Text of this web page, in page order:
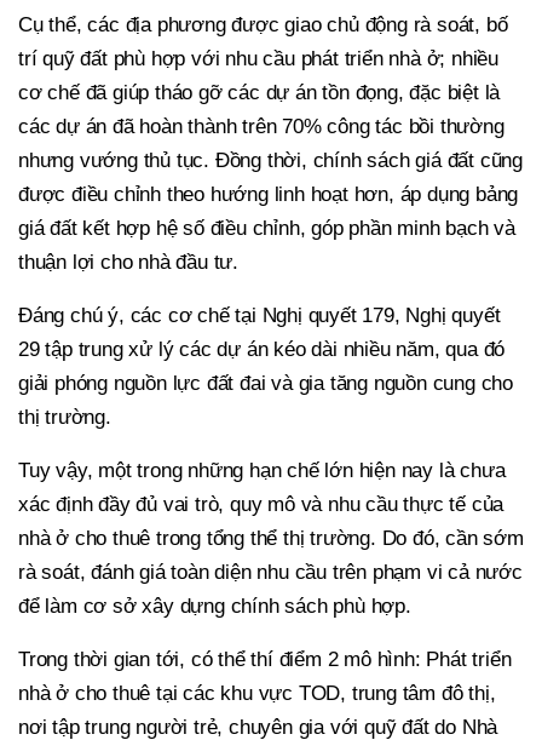
Cụ thể, các địa phương được giao chủ động rà soát, bố
trí quỹ đất phù hợp với nhu cầu phát triển nhà ở; nhiều
cơ chế đã giúp tháo gỡ các dự án tồn đọng, đặc biệt là
các dự án đã hoàn thành trên 70% công tác bồi thường
nhưng vướng thủ tục. Đồng thời, chính sách giá đất cũng
được điều chỉnh theo hướng linh hoạt hơn, áp dụng bảng
giá đất kết hợp hệ số điều chỉnh, góp phần minh bạch và
thuận lợi cho nhà đầu tư.
Đáng chú ý, các cơ chế tại Nghị quyết 179, Nghị quyết
29 tập trung xử lý các dự án kéo dài nhiều năm, qua đó
giải phóng nguồn lực đất đai và gia tăng nguồn cung cho
thị trường.
Tuy vậy, một trong những hạn chế lớn hiện nay là chưa
xác định đầy đủ vai trò, quy mô và nhu cầu thực tế của
nhà ở cho thuê trong tổng thể thị trường. Do đó, cần sớm
rà soát, đánh giá toàn diện nhu cầu trên phạm vi cả nước
để làm cơ sở xây dựng chính sách phù hợp.
Trong thời gian tới, có thể thí điểm 2 mô hình: Phát triển
nhà ở cho thuê tại các khu vực TOD, trung tâm đô thị,
nơi tập trung người trẻ, chuyên gia với quỹ đất do Nhà